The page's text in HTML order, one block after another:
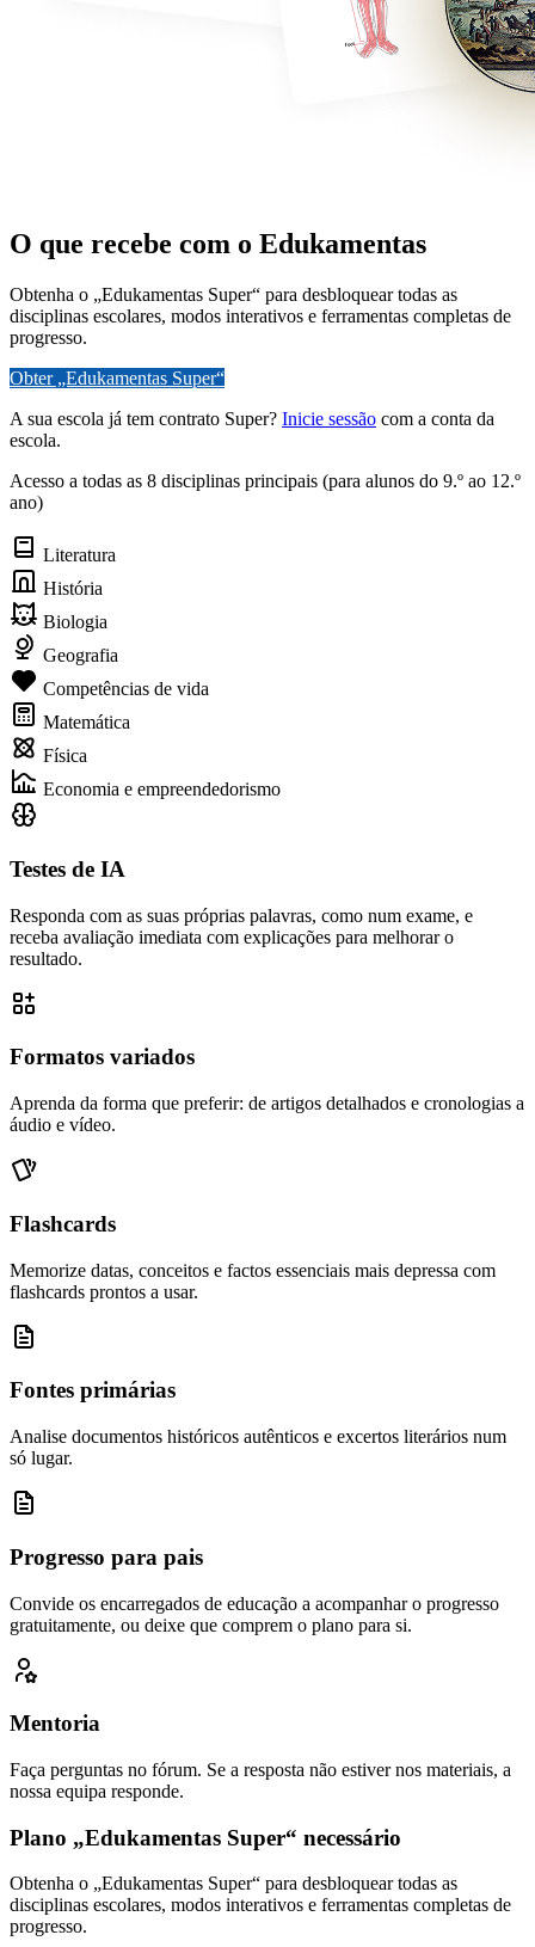
O que recebe com o Edukamentas
Obtenha o „Edukamentas Super“ para desbloquear todas as
disciplinas escolares, modos interativos e ferramentas completas de
progresso.
Obter „Edukamentas Super“
A sua escola já tem contrato Super? Inicie sessão com a conta da
escola.
Acesso a todas as 8 disciplinas principais (para alunos do 9.º ao 12.º
ano)
Literatura
História
Biologia
Geografia
Competências de vida
Matemática
Física
Economia e empreendedorismo
Testes de IA
Responda com as suas próprias palavras, como num exame, e
receba avaliação imediata com explicações para melhorar o
resultado.
Formatos variados
Aprenda da forma que preferir: de artigos detalhados e cronologias a
áudio e vídeo.
Flashcards
Memorize datas, conceitos e factos essenciais mais depressa com
flashcards prontos a usar.
Fontes primárias
Analise documentos históricos autênticos e excertos literários num
só lugar.
Progresso para pais
Convide os encarregados de educação a acompanhar o progresso
gratuitamente, ou deixe que comprem o plano para si.
Mentoria
Faça perguntas no fórum. Se a resposta não estiver nos materiais, a
nossa equipa responde.
Plano „Edukamentas Super“ necessário
Obtenha o „Edukamentas Super“ para desbloquear todas as
disciplinas escolares, modos interativos e ferramentas completas de
progresso.